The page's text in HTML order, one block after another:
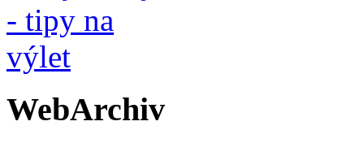
WebArchiv